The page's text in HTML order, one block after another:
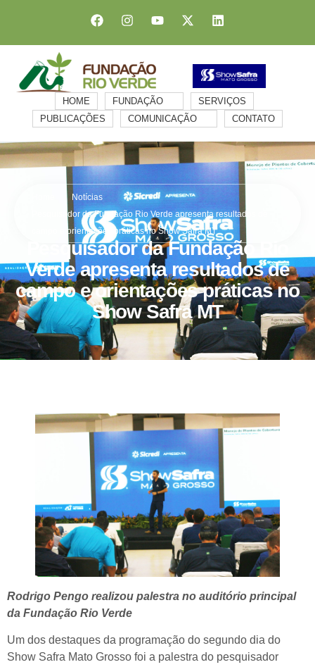
HOME FUNDAÇÃO
SERVIÇOS
PUBLICAÇÕES
COMUNICAÇÃO CONTATO
Notícias
Pesquisador da Fundação Rio Verde apresenta resultados de
campo e orientações práticas no Show Safra MT
Pesquisador da Fundação Rio
Verde apresenta resultados de
campo e orientações práticas no
Show Safra MT
Rodrigo Pengo realizou palestra no auditório principal
da Fundação Rio Verde
Um dos destaques da programação do segundo dia do
Show Safra Mato Grosso foi a palestra do pesquisador